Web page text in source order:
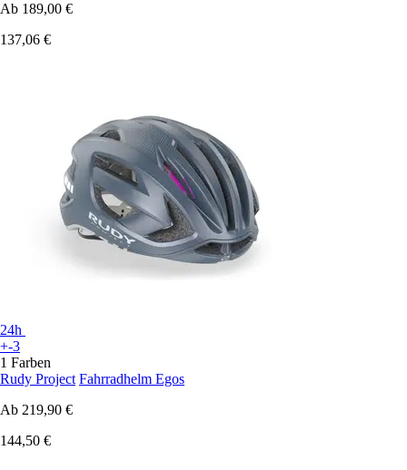
Ab 189,00 €
137,06 €
24h
+-3
1 Farben
Rudy Project Fahrradhelm Egos
Ab 219,90 €
144,50 €